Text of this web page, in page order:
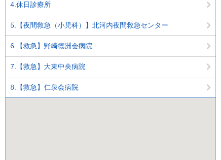
4.休日診療所
5.【夜間救急（小児科）】北河内夜間救急センター
6.【救急】野崎徳洲会病院
7.【救急】大東中央病院
8.【救急】仁泉会病院